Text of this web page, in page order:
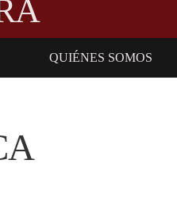
QUIÉNES SOMOS